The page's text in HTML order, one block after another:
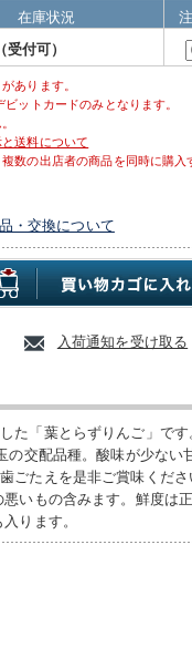
在庫状況
付可）
あります。
ットカードのみとなります。
送料について
数の出店者の商品を同時に購入
・交換について
入荷通知を受け取る
た「葉とらずりんご」で
交配品種。酸味が少ない
ごたえを是非ご賞味くださ
いもの含みます。鮮度は
ります。